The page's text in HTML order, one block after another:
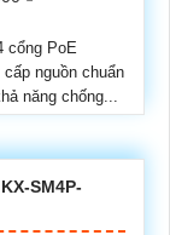
cổng PoE
nguồn chuẩn
năng chống...
SM4P-